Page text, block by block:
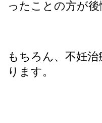
ったことの方が後
もちろん、不妊
ります。